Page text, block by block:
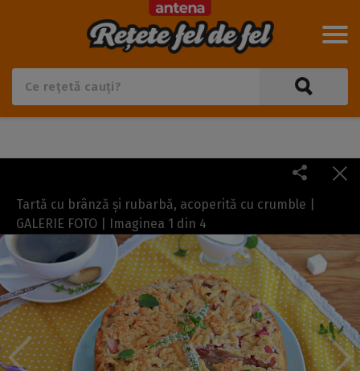
Tartă cu brânză și rubarbă, acoperită cu crumble |
GALERIE FOTO | Imaginea 1 din 4